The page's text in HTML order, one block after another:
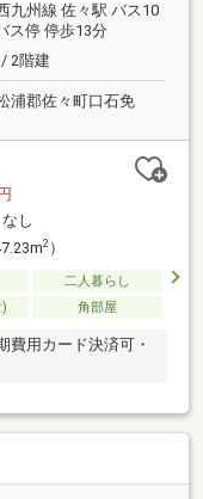
九州線 佐々駅 バス10
ス停 停歩13分
2階建
浦郡佐々町口石免
なし
2）
二人暮らし
角部屋
費用カード決済可・